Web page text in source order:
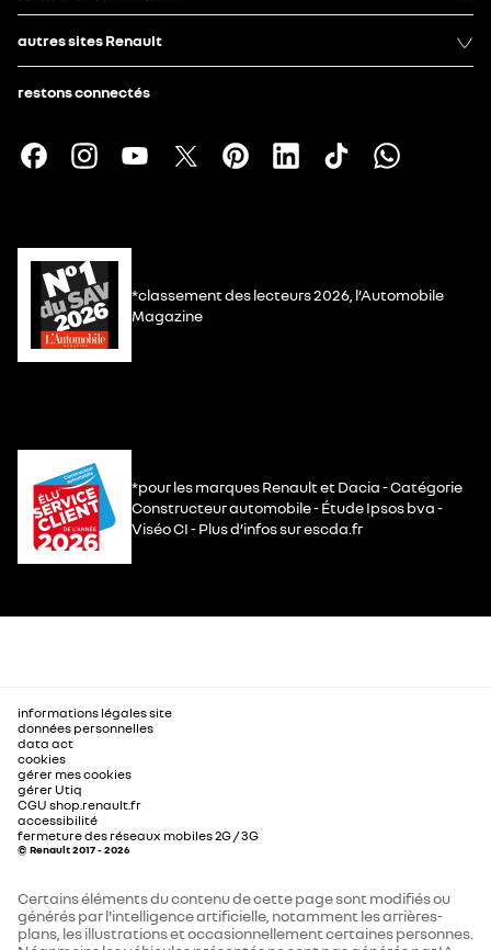
autres sites Renault
restons connectés
*classement des lecteurs 2026, l’Automobile
Magazine
*pour les marques Renault et Dacia - Catégorie
Constructeur automobile - Étude Ipsos bva -
Viséo CI - Plus d’infos sur escda.fr
informations légales site
données personnelles
data act
cookies
gérer mes cookies
gérer Utiq
CGU shop.renault.fr
accessibilité
fermeture des réseaux mobiles 2G / 3G
© Renault 2017 - 2026
Certains éléments du contenu de cette page sont modifiés ou
générés par l'intelligence artificielle, notamment les arrières-
plans, les illustrations et occasionnellement certaines personnes.